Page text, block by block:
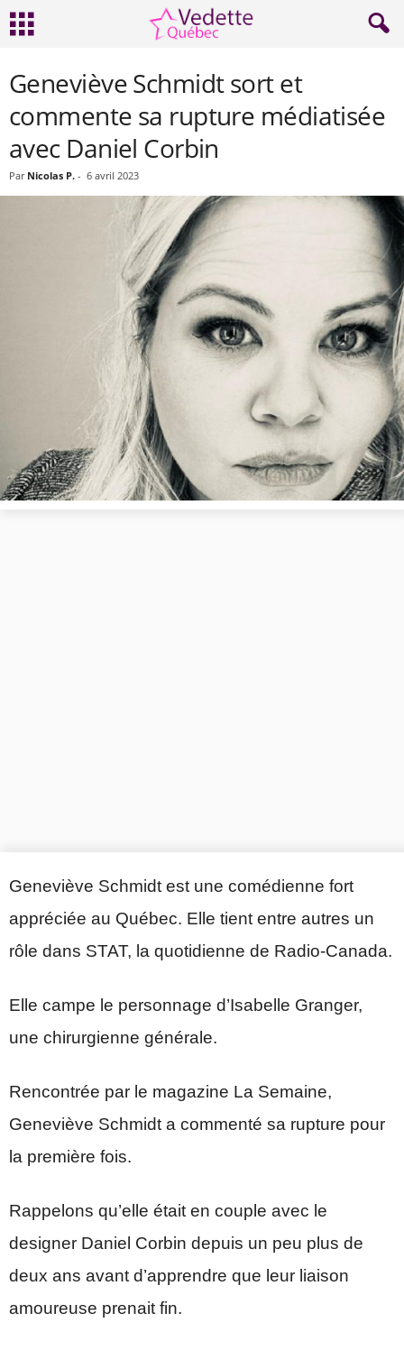
Geneviève Schmidt sort et
commente sa rupture médiatisée
avec Daniel Corbin
Par Nicolas P. - 6 avril 2023
Geneviève Schmidt est une comédienne fort
appréciée au Québec. Elle tient entre autres un
rôle dans STAT, la quotidienne de Radio-Canada.
Elle campe le personnage d’Isabelle Granger,
une chirurgienne générale.
Rencontrée par le magazine La Semaine,
Geneviève Schmidt a commenté sa rupture pour
la première fois.
Rappelons qu’elle était en couple avec le
designer Daniel Corbin depuis un peu plus de
deux ans avant d’apprendre que leur liaison
amoureuse prenait fin.